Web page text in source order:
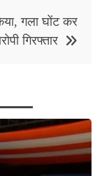
गला घोंट कर
गिरफ्तार